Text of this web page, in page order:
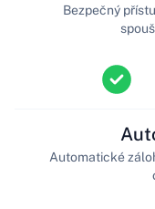
Bezpečný
Automatické